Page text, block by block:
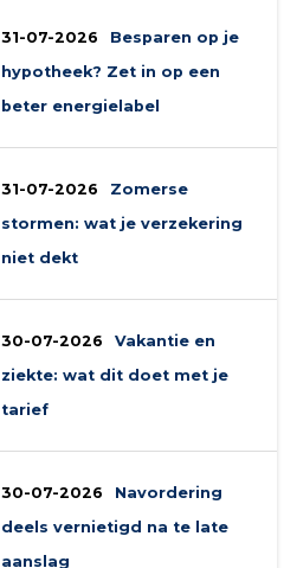
31-07-2026
Besparen op je
hypotheek? Zet in op een
beter energielabel
31-07-2026
Zomerse
stormen: wat je verzekering
niet dekt
30-07-2026
Vakantie en
ziekte: wat dit doet met je
tarief
30-07-2026
Navordering
deels vernietigd na te late
aanslag